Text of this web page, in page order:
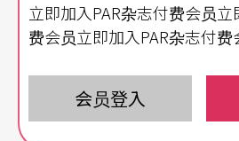
高票价让人打退堂鼓
在国有院团改制之后勇敢改变
法，积极面对市场的范例。尤
立即加入PAR杂志付费会员立
费会员立即加入PAR杂志付费
会员登入